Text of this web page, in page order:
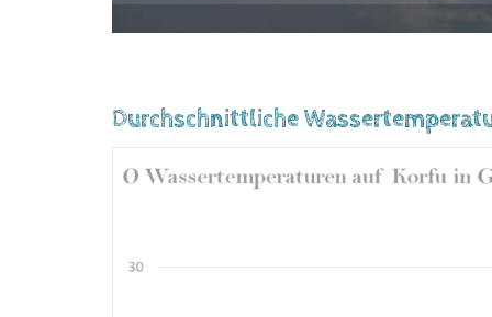
Durchschnittliche